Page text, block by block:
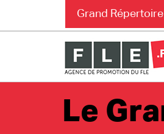
Grand Répertoire
Immersion France
Grand Répertoire
Le